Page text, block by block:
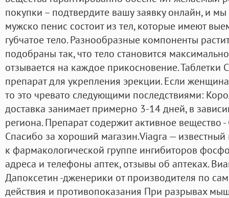
покупки – подтвердите вашу заявку онлайн, и
мужско пенис состоит из тел, которые имеют
губчатое тело. Разнообразные компоненты
подобраны так, что тело становится
отзывается на каждое прикосновение.
препарат для укрепления эрекции. Если
то это чревато следующими последствиями:
доставка занимает примерно 3-14 дней, в
региона. Препарат содержит активное вещество
Спасибо за хороший магазин.Viagra —
к фармакологической группе ингибиторов
адреса и телефоны аптек, отзывы об аптеках.
Дапоксетин -дженерики от производителя по
действия и противопоказания При разрывах